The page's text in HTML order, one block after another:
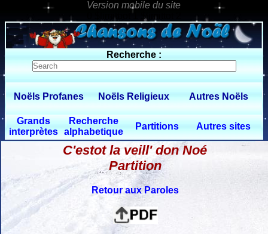
0 $limitbot 1 $limittot 2
Recherche :
Noëls Profanes Noëls Religieux Autres Noëls
Grands
interprètes
Recherche
alphabetique
Partitions Autres sites
C'estot la veill' don Noé
Partition
Retour aux Paroles